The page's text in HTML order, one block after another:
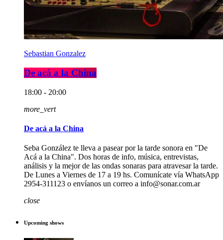
Sebastian Gonzalez
De acá a la China
18:00 - 20:00
more_vert
De acá a la China
Seba González te lleva a pasear por la tarde sonora en "De
Acá a la China". Dos horas de info, música, entrevistas,
análisis y la mejor de las ondas sonaras para atravesar la tarde.
De Lunes a Viernes de 17 a 19 hs. Comunícate vía WhatsApp
2954-311123 o envíanos un correo a info@sonar.com.ar
close
Upcoming shows